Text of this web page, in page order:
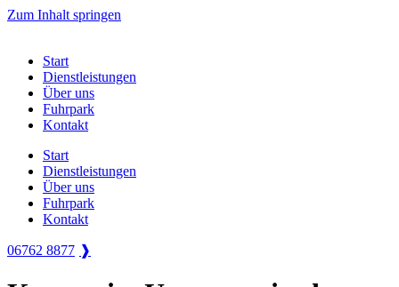
Zum Inhalt springen
Start
Dienstleistungen
Über uns
Fuhrpark
Kontakt
Start
Dienstleistungen
Über uns
Fuhrpark
Kontakt
06762 8877